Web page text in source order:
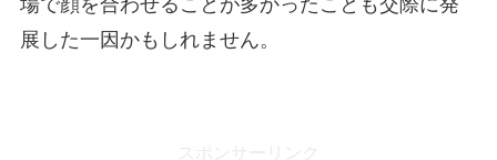
場で顔を合わせることが多かったことも交際に発
展した一因かもしれません。